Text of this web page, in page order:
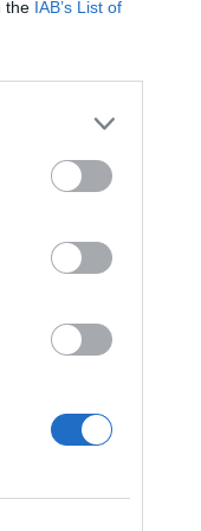
the IAB’s List of
Αστυνομική
Έξι συλλήψεις και
Σχέδια Βελτίωσης:
Απόφαση με
εκατ. ευρώ